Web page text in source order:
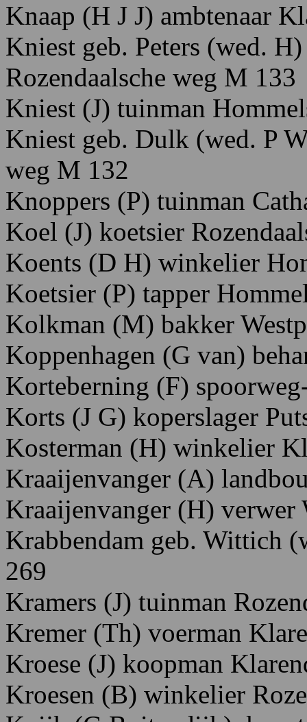
Knaap (H J J) ambtenaar K
Kniest geb. Peters (wed. H)
Rozendaalsche weg M 133
Kniest (J) tuinman
Kniest geb. Dulk (wed. P
weg M 132
Knoppers (P) tuinman
Koel (J) koetsier R
Koents (D H) winkelier
Koetsier (P) tapper H
Kolkman (M) bakker W
Koppenhagen (G van)
Korteberning (F)
Korts (J G) koperslager P
Kosterman (H) winkelier K
Kraaijenvanger (A)
Kraaijenvanger (H) verwer
Krabbendam geb. Wittich
269
Kramers (J) tuinman R
Kremer (Th) voerman K
Kroese (J) koopman K
Kroesen (B) winkelier R